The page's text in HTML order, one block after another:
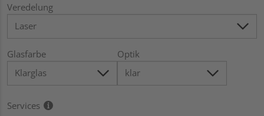
Veredelung
Glasfarbe Optik
Services